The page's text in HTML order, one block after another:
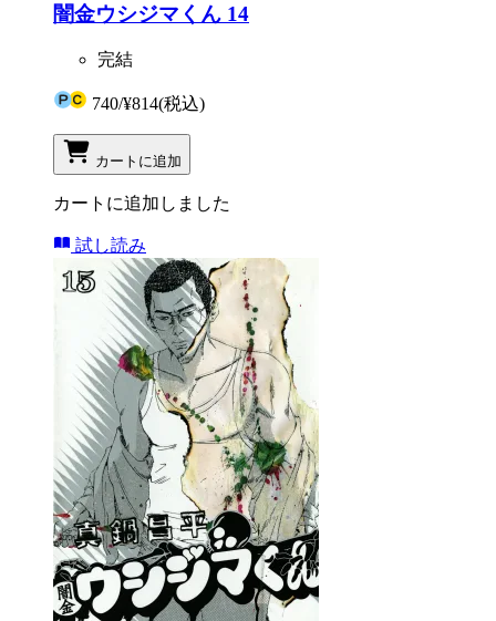
闇金ウシジマくん 14
完結
740/¥814(税込)
カートに追加
カートに追加しました
試し読み